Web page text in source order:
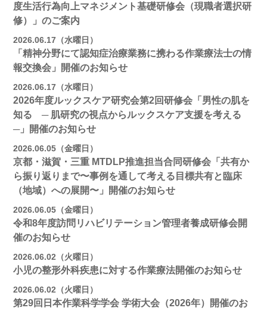
度生活行為向上マネジメント基礎研修会（現職者選択研
修）」のご案内
2026.06.17（水曜日）
「精神分野にて認知症治療業務に携わる作業療法士の情
報交換会」開催のお知らせ
2026.06.17（水曜日）
2026年度ルックスケア研究会第2回研修会「男性の肌を
知る ─ 肌研究の視点からルックスケア支援を考える
─」開催のお知らせ
2026.06.05（金曜日）
京都・滋賀・三重 MTDLP推進担当合同研修会「共有か
ら振り返りまで〜事例を通して考える目標共有と臨床
（地域）への展開〜」開催のお知らせ
2026.06.05（金曜日）
令和8年度訪問リハビリテーション管理者養成研修会開
催のお知らせ
2026.06.02（火曜日）
小児の整形外科疾患に対する作業療法開催のお知らせ
2026.06.02（火曜日）
第29回日本作業科学学会 学術大会（2026年）開催のお